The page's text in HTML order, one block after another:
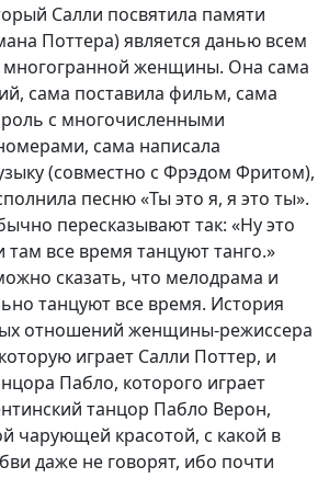
Салли посвятила памяти
Поттера) является данью всем
многогранной женщины. Она сама
сама поставила фильм, сама
с многочисленными
сама написала
(совместно с Фрэдом Фритом),
песню «Ты это я, я это ты».
пересказывают так: «Ну это
все время танцуют танго.»
сказать, что мелодрама и
танцуют все время. История
отношений женщины-режиссера
играет Салли Поттер, и
Пабло, которого играет
танцор Пабло Верон,
чарующей красотой, с какой в
даже не говорят, ибо почти